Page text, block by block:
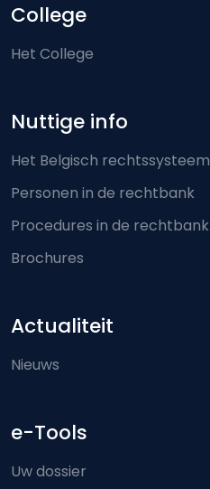
College
Het College
Nuttige info
Het Belgisch rechtssysteem
Personen in de rechtbank
Procedures in de rechtbank
Brochures
Actualiteit
Nieuws
e-Tools
Uw dossier